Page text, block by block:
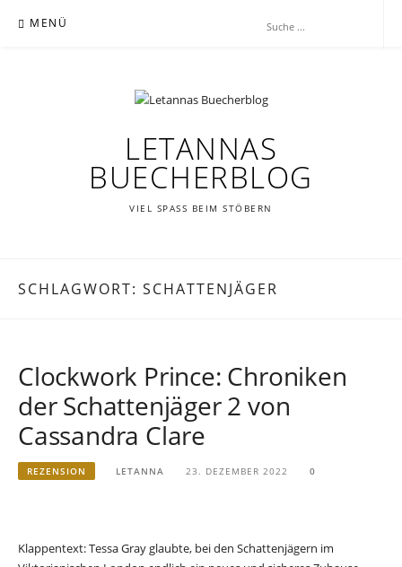
Inhalt MENÜ
LETANNAS
BUECHERBLOG
VIEL SPASS BEIM STÖBERN
SCHLAGWORT: SCHATTENJÄGER
Clockwork Prince: Chroniken
der Schattenjäger 2 von
Cassandra Clare
REZENSION LETANNA 23. DEZEMBER 2022 0
Klappentext: Tessa Gray glaubte, bei den Schattenjägern im